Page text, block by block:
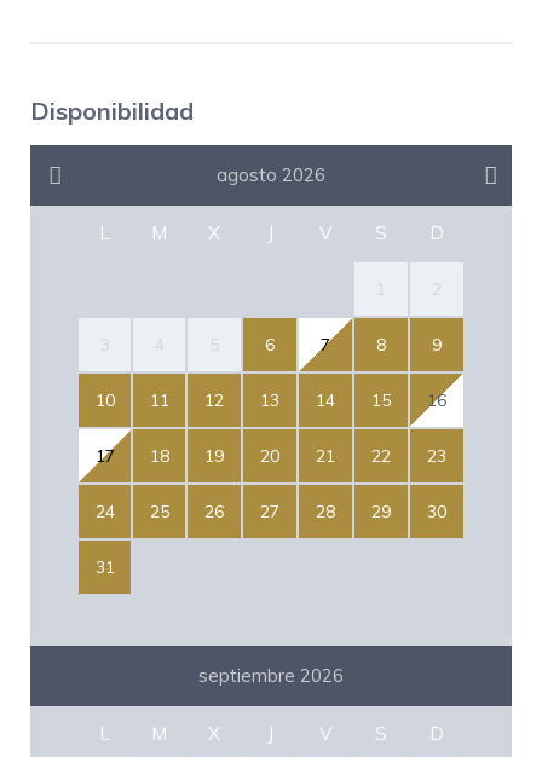
Disponibilidad
agosto 2026
L M X J V S D
1 2
3 4 5 6 7 8 9
10 11 12 13 14 15 16
17 18 19 20 21 22 23
24 25 26 27 28 29 30
31
septiembre 2026
L M X J V S D